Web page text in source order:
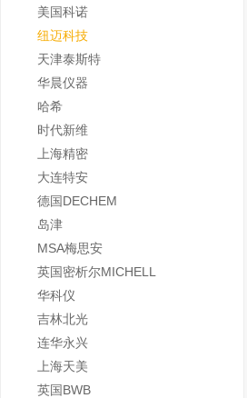
美国科诺
纽迈科技
天津泰斯特
华晨仪器
哈希
时代新维
上海精密
大连特安
德国DECHEM
岛津
MSA梅思安
英国密析尔MICHELL
华科仪
吉林北光
连华永兴
上海天美
英国BWB